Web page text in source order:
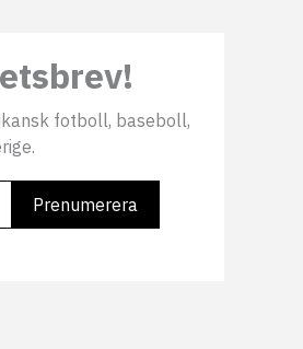
fotboll, baseboll,